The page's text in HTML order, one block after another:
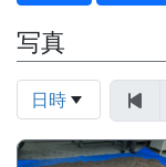
写真
日時